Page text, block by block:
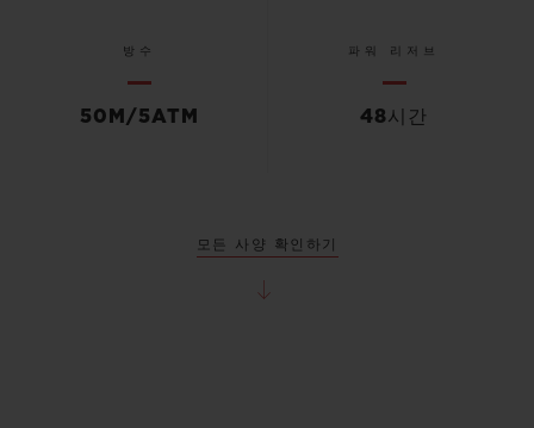
방수
50M/5ATM
파워 리저브
48시간
모든 사양 확인하기